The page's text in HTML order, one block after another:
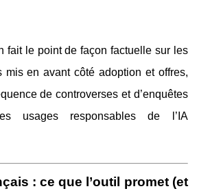
fait le point de façon factuelle sur les
mis en avant côté adoption et offres,
de controverses et d’enquêtes
usages responsables de l’IA
: ce que l’outil promet (et